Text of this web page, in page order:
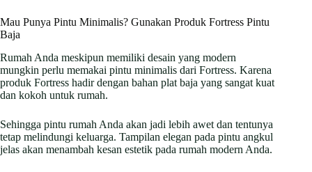
Mau Punya Pintu Minimalis? Gunakan Produk Fortress Pintu
Baja
Rumah Anda meskipun memiliki desain yang modern
mungkin perlu memakai pintu minimalis dari Fortress. Karena
produk Fortress hadir dengan bahan plat baja yang sangat kuat
dan kokoh untuk rumah.
Sehingga pintu rumah Anda akan jadi lebih awet dan tentunya
tetap melindungi keluarga. Tampilan elegan pada pintu angkul
jelas akan menambah kesan estetik pada rumah modern Anda.